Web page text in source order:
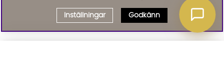
Inställningar Godkänn